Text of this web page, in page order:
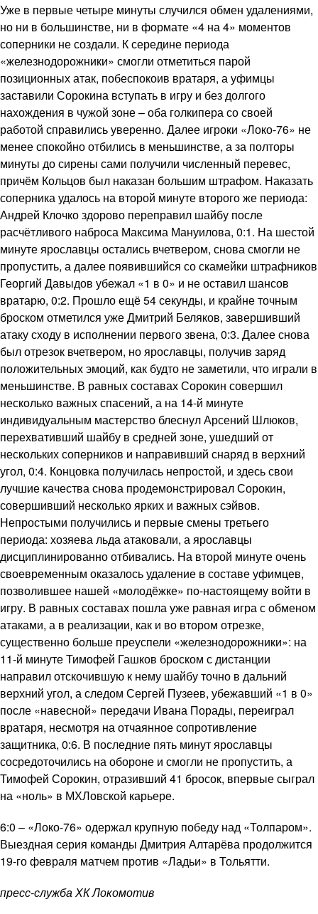
Уже в первые четыре минуты случился обмен удалениями,
но ни в большинстве, ни в формате «4 на 4» моментов
соперники не создали. К середине периода
«железнодорожники» смогли отметиться парой
позиционных атак, побеспокоив вратаря, а уфимцы
заставили Сорокина вступать в игру и без долгого
нахождения в чужой зоне – оба голкипера со своей
работой справились уверенно. Далее игроки «Локо-76» не
менее спокойно отбились в меньшинстве, а за полторы
минуты до сирены сами получили численный перевес,
причём Кольцов был наказан большим штрафом. Наказать
соперника удалось на второй минуте второго же периода:
Андрей Клочко здорово переправил шайбу после
расчётливого наброса Максима Мануилова, 0:1. На шестой
минуте ярославцы остались вчетвером, снова смогли не
пропустить, а далее появившийся со скамейки штрафников
Георгий Давыдов убежал «1 в 0» и не оставил шансов
вратарю, 0:2. Прошло ещё 54 секунды, и крайне точным
броском отметился уже Дмитрий Беляков, завершивший
атаку сходу в исполнении первого звена, 0:3. Далее снова
был отрезок вчетвером, но ярославцы, получив заряд
положительных эмоций, как будто не заметили, что играли в
меньшинстве. В равных составах Сорокин совершил
несколько важных спасений, а на 14-й минуте
индивидуальным мастерство блеснул Арсений Шлюков,
перехвативший шайбу в средней зоне, ушедший от
нескольких соперников и направивший снаряд в верхний
угол, 0:4. Концовка получилась непростой, и здесь свои
лучшие качества снова продемонстрировал Сорокин,
совершивший несколько ярких и важных сэйвов.
Непростыми получились и первые смены третьего
периода: хозяева льда атаковали, а ярославцы
дисциплинированно отбивались. На второй минуте очень
своевременным оказалось удаление в составе уфимцев,
позволившее нашей «молодёжке» по-настоящему войти в
игру. В равных составах пошла уже равная игра с обменом
атаками, а в реализации, как и во втором отрезке,
существенно больше преуспели «железнодорожники»: на
11-й минуте Тимофей Гашков броском с дистанции
направил отскочившую к нему шайбу точно в дальний
верхний угол, а следом Сергей Пузеев, убежавший «1 в 0»
после «навесной» передачи Ивана Порады, переиграл
вратаря, несмотря на отчаянное сопротивление
защитника, 0:6. В последние пять минут ярославцы
сосредоточились на обороне и смогли не пропустить, а
Тимофей Сорокин, отразивший 41 бросок, впервые сыграл
на «ноль» в МХЛовской карьере.
6:0 – «Локо-76» одержал крупную победу над «Толпаром».
Выездная серия команды Дмитрия Алтарёва продолжится
19-го февраля матчем против «Ладьи» в Тольятти.
пресс-служба ХК Локомотив